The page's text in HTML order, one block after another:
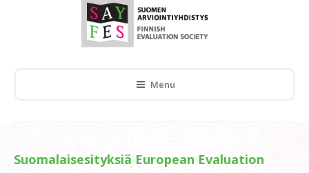
Menu
Suomalaisesityksiä European Evaluation